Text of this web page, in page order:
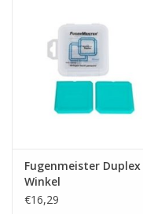
Fugenmeister Duplex
Winkel
€16,29